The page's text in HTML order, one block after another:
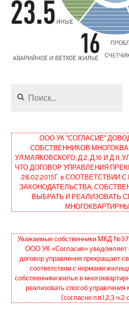
ООО УК "СОГЛАСИЕ"
СОБСТВЕННИКОВ
УЛ.МАЯКОВСКОГО, Д.2, Д.10 И
ЧТО ДОГОВОР УПРАВЛЕНИЯ
28.02.2015Г. в
ЗАКОНОДАТЕЛЬСТВА,
ВЫБРАТЬ И РЕАЛИЗОВАТЬ
Уважаемые собственники МКД
ООО УК «Согласие» уведомляет
договор управления прекращает
соответствии с нормами
собственники жилья в
реализовать способ
(согласно п.п.1,2,3